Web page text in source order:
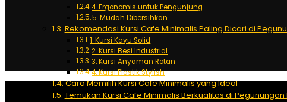
4. Ergonomis untuk Pengunjung
5. Mudah Dibersihkan
Rekomendasi Kursi Cafe Minimalis Paling Dicari di
1. Kursi Kayu Solid
2. Kursi Besi Industrial
3. Kursi Anyaman Rotan
4. Kursi Plastik Stylish
Cara Memilih Kursi Cafe Minimalis yang Ideal
Temukan Kursi Cafe Minimalis Berkualitas di Pegunungan